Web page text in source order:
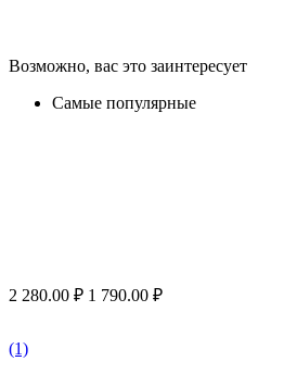
Возможно, вас это заинтересует
Самые популярные
2 280.00 ₽ 1 790.00 ₽
(1)